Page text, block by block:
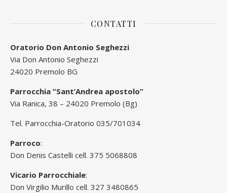
CONTATTI
Oratorio Don Antonio Seghezzi
Via Don Antonio Seghezzi
24020 Premolo BG
Parrocchia “Sant’Andrea apostolo”
Via Ranica, 38 – 24020 Premolo (Bg)
Tel. Parrocchia-Oratorio 035/701034
Parroco:
Don Denis Castelli cell. 375 5068808
Vicario Parrocchiale:
Don Virgilio Murillo cell. 327 3480865